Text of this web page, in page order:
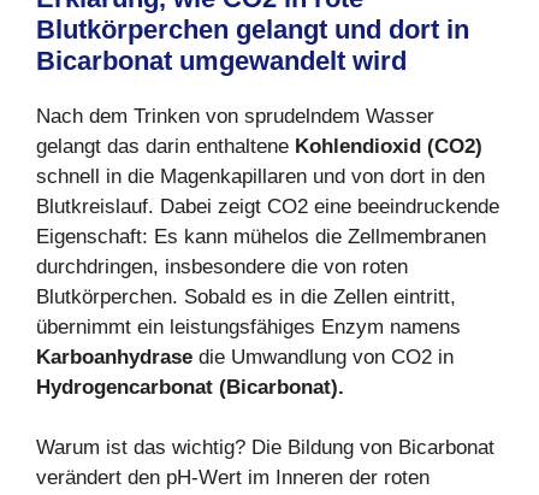
Blutkörperchen gelangt und dort in
Bicarbonat umgewandelt wird
Nach dem Trinken von sprudelndem Wasser
gelangt das darin enthaltene Kohlendioxid (CO2)
schnell in die Magenkapillaren und von dort in den
Blutkreislauf. Dabei zeigt CO2 eine beeindruckende
Eigenschaft: Es kann mühelos die Zellmembranen
durchdringen, insbesondere die von roten
Blutkörperchen. Sobald es in die Zellen eintritt,
übernimmt ein leistungsfähiges Enzym namens
Karboanhydrase die Umwandlung von CO2 in
Hydrogencarbonat (Bicarbonat).
Warum ist das wichtig? Die Bildung von Bicarbonat
verändert den pH-Wert im Inneren der roten